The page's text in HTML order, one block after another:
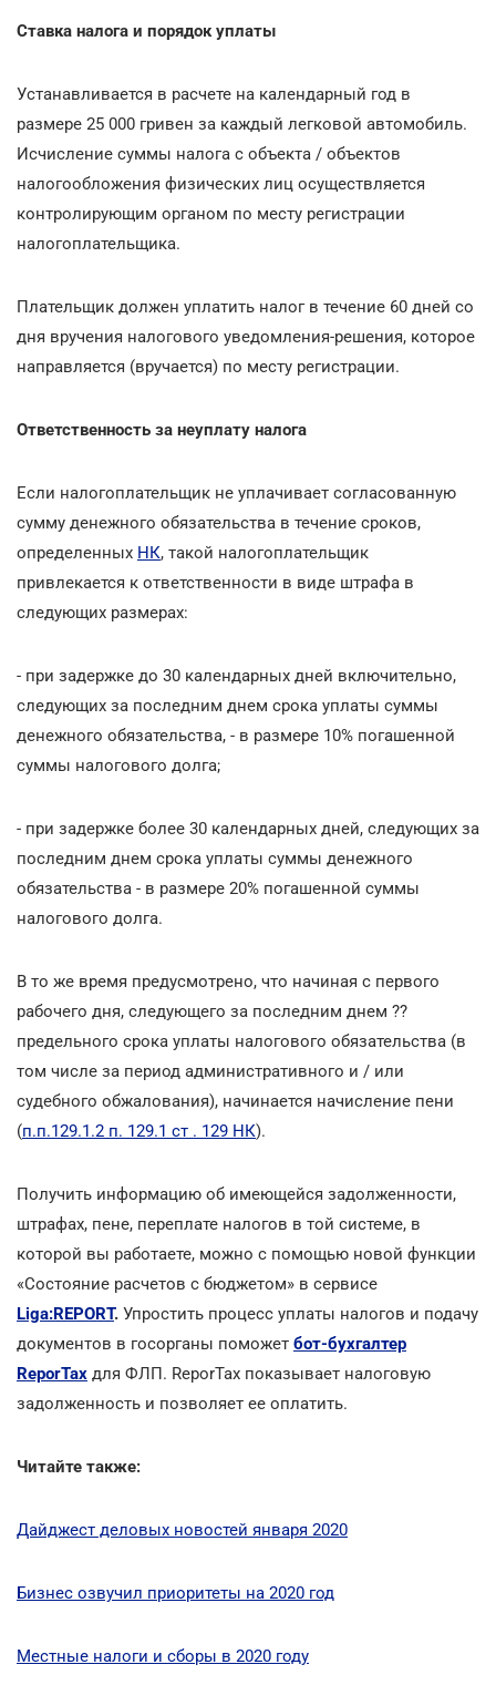
Ставка налога и порядок уплаты
Устанавливается в расчете на календарный год в
размере 25 000 гривен за каждый легковой автомобиль.
Исчисление суммы налога с объекта / объектов
налогообложения физических лиц осуществляется
контролирующим органом по месту регистрации
налогоплательщика.
Плательщик должен уплатить налог в течение 60 дней со
дня вручения налогового уведомления-решения, которое
направляется (вручается) по месту регистрации.
Ответственность за неуплату налога
Если налогоплательщик не уплачивает согласованную
сумму денежного обязательства в течение сроков,
определенных НК, такой налогоплательщик
привлекается к ответственности в виде штрафа в
следующих размерах:
- при задержке до 30 календарных дней включительно,
следующих за последним днем срока уплаты суммы
денежного обязательства, - в размере 10% погашенной
суммы налогового долга;
- при задержке более 30 календарных дней, следующих за
последним днем срока уплаты суммы денежного
обязательства - в размере 20% погашенной суммы
налогового долга.
В то же время предусмотрено, что начиная с первого
рабочего дня, следующего за последним днем ??
предельного срока уплаты налогового обязательства (в
том числе за период административного и / или
судебного обжалования), начинается начисление пени
(п.п.129.1.2 п. 129.1 ст . 129 НК).
Получить информацию об имеющейся задолженности,
штрафах, пене, переплате налогов в той системе, в
которой вы работаете, можно с помощью новой функции
«Состояние расчетов с бюджетом» в сервисе
Liga:REPORT. Упростить процесс уплаты налогов и подачу
документов в госорганы поможет бот-бухгалтер
ReporTax для ФЛП. ReporTax показывает налоговую
задолженность и позволяет ее оплатить.
Читайте также:
Дайджест деловых новостей января 2020
Бизнес озвучил приоритеты на 2020 год
Местные налоги и сборы в 2020 году